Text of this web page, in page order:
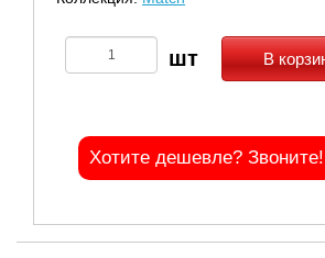
В
Хотите дешевле? Звоните!